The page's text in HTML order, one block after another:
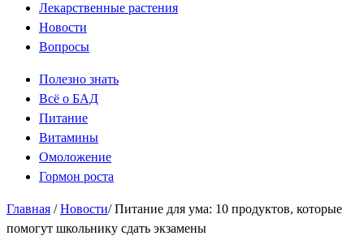
Лекарственные растения
Новости
Вопросы
Полезно знать
Всё о БАД
Питание
Витамины
Омоложение
Гормон роста
Главная / Новости/ Питание для ума: 10 продуктов, которые
помогут школьнику сдать экзамены